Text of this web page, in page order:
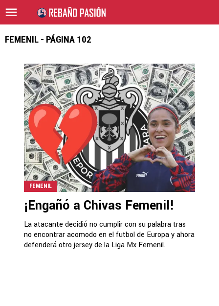
FEMENIL - PÁGINA 102
FEMENIL
¡Engañó a Chivas Femenil!
La atacante decidió no cumplir con su palabra tras
no encontrar acomodo en el futbol de Europa y ahora
defenderá otro jersey de la Liga Mx Femenil.